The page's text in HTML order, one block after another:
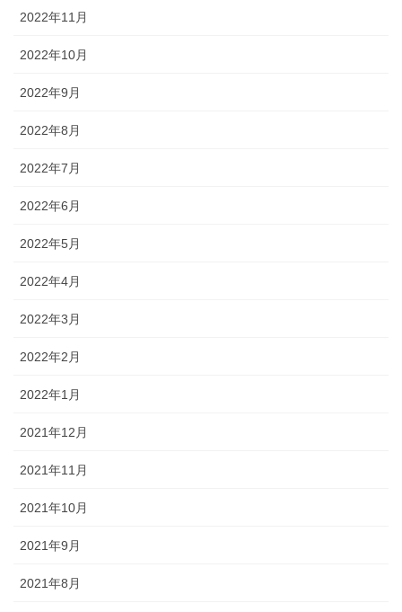
2022年11月
2022年10月
2022年9月
2022年8月
2022年7月
2022年6月
2022年5月
2022年4月
2022年3月
2022年2月
2022年1月
2021年12月
2021年11月
2021年10月
2021年9月
2021年8月